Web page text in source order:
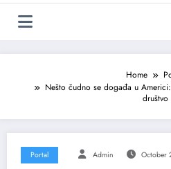
Home
Nešto čudno se događa u
društvo
Portal Admin October